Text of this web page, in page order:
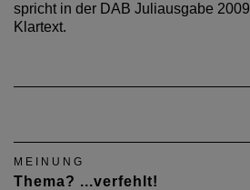
spricht in der DAB Juliausgabe 2009
Klartext.
MEINUNG
Thema? ...verfehlt!